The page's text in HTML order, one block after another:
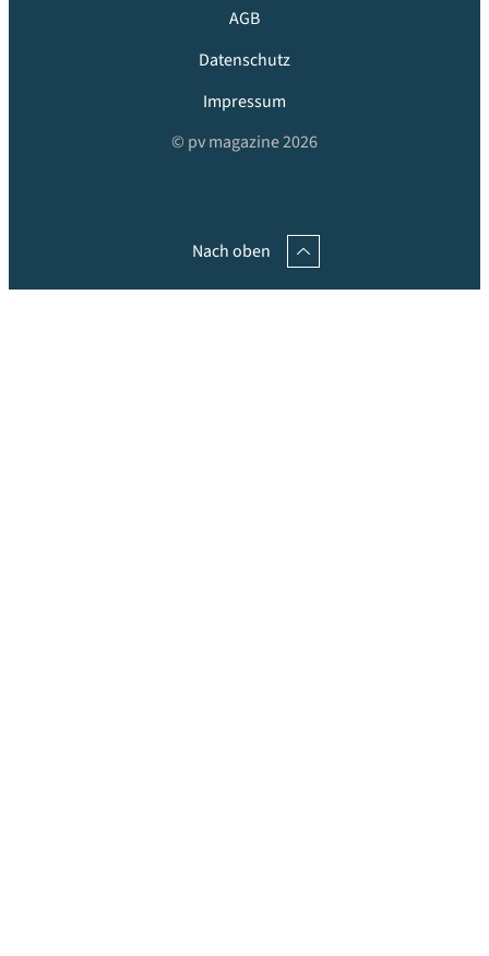
AGB
Datenschutz
Impressum
© pv magazine 2026
Nach oben